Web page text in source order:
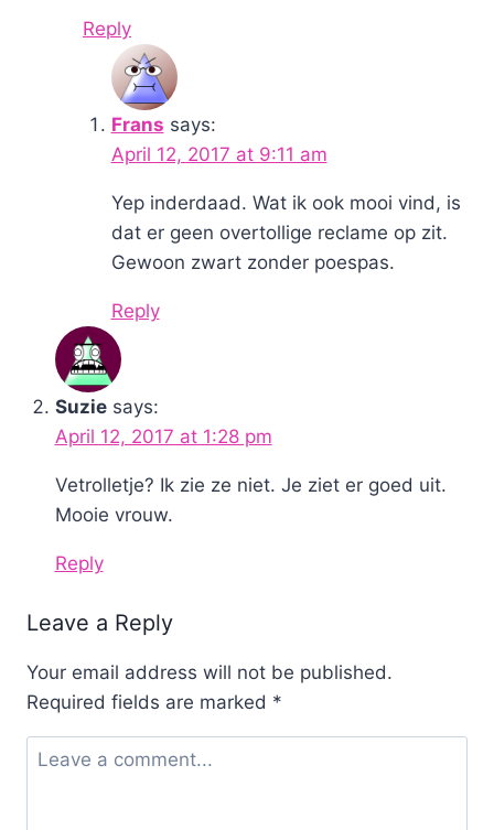
Reply
Frans says:
April 12, 2017 at 9:11 am
Yep inderdaad. Wat ik ook mooi vind, is
dat er geen overtollige reclame op zit.
Gewoon zwart zonder poespas.
Reply
Suzie says:
April 12, 2017 at 1:28 pm
Vetrolletje? Ik zie ze niet. Je ziet er goed uit.
Mooie vrouw.
Reply
Leave a Reply
Your email address will not be published.
Required fields are marked *